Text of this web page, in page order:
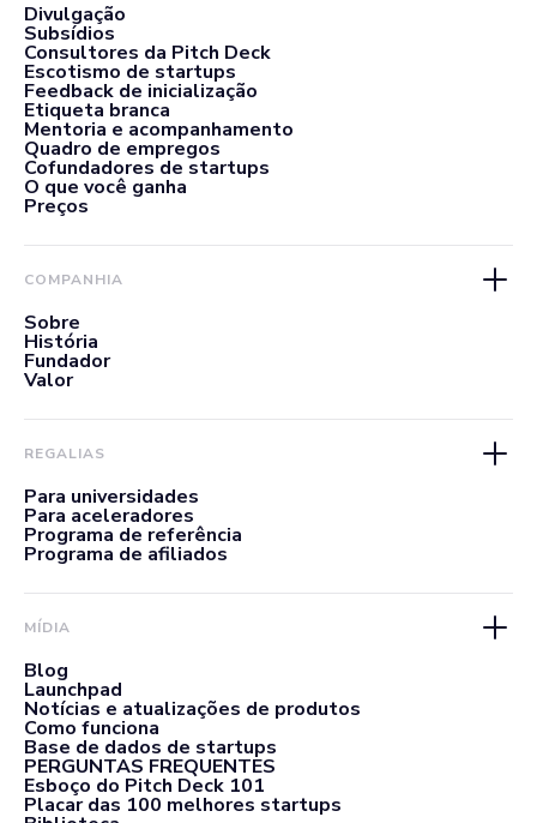
Divulgação
Subsídios
Consultores da Pitch Deck
Escotismo de startups
Feedback de inicialização
Etiqueta branca
Mentoria e acompanhamento
Quadro de empregos
Cofundadores de startups
O que você ganha
Preços
COMPANHIA
Sobre
História
Fundador
Valor
REGALIAS
Para universidades
Para aceleradores
Programa de referência
Programa de afiliados
MÍDIA
Blog
Launchpad
Notícias e atualizações de produtos
Como funciona
Base de dados de startups
PERGUNTAS FREQUENTES
Esboço do Pitch Deck 101
Placar das 100 melhores startups